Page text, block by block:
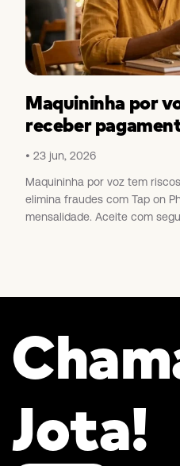
Maquininha por
receber
23 jun, 2026
Maquininha por voz tem
elimina fraudes com Tap on
mensalidade. Aceite com
Jota!